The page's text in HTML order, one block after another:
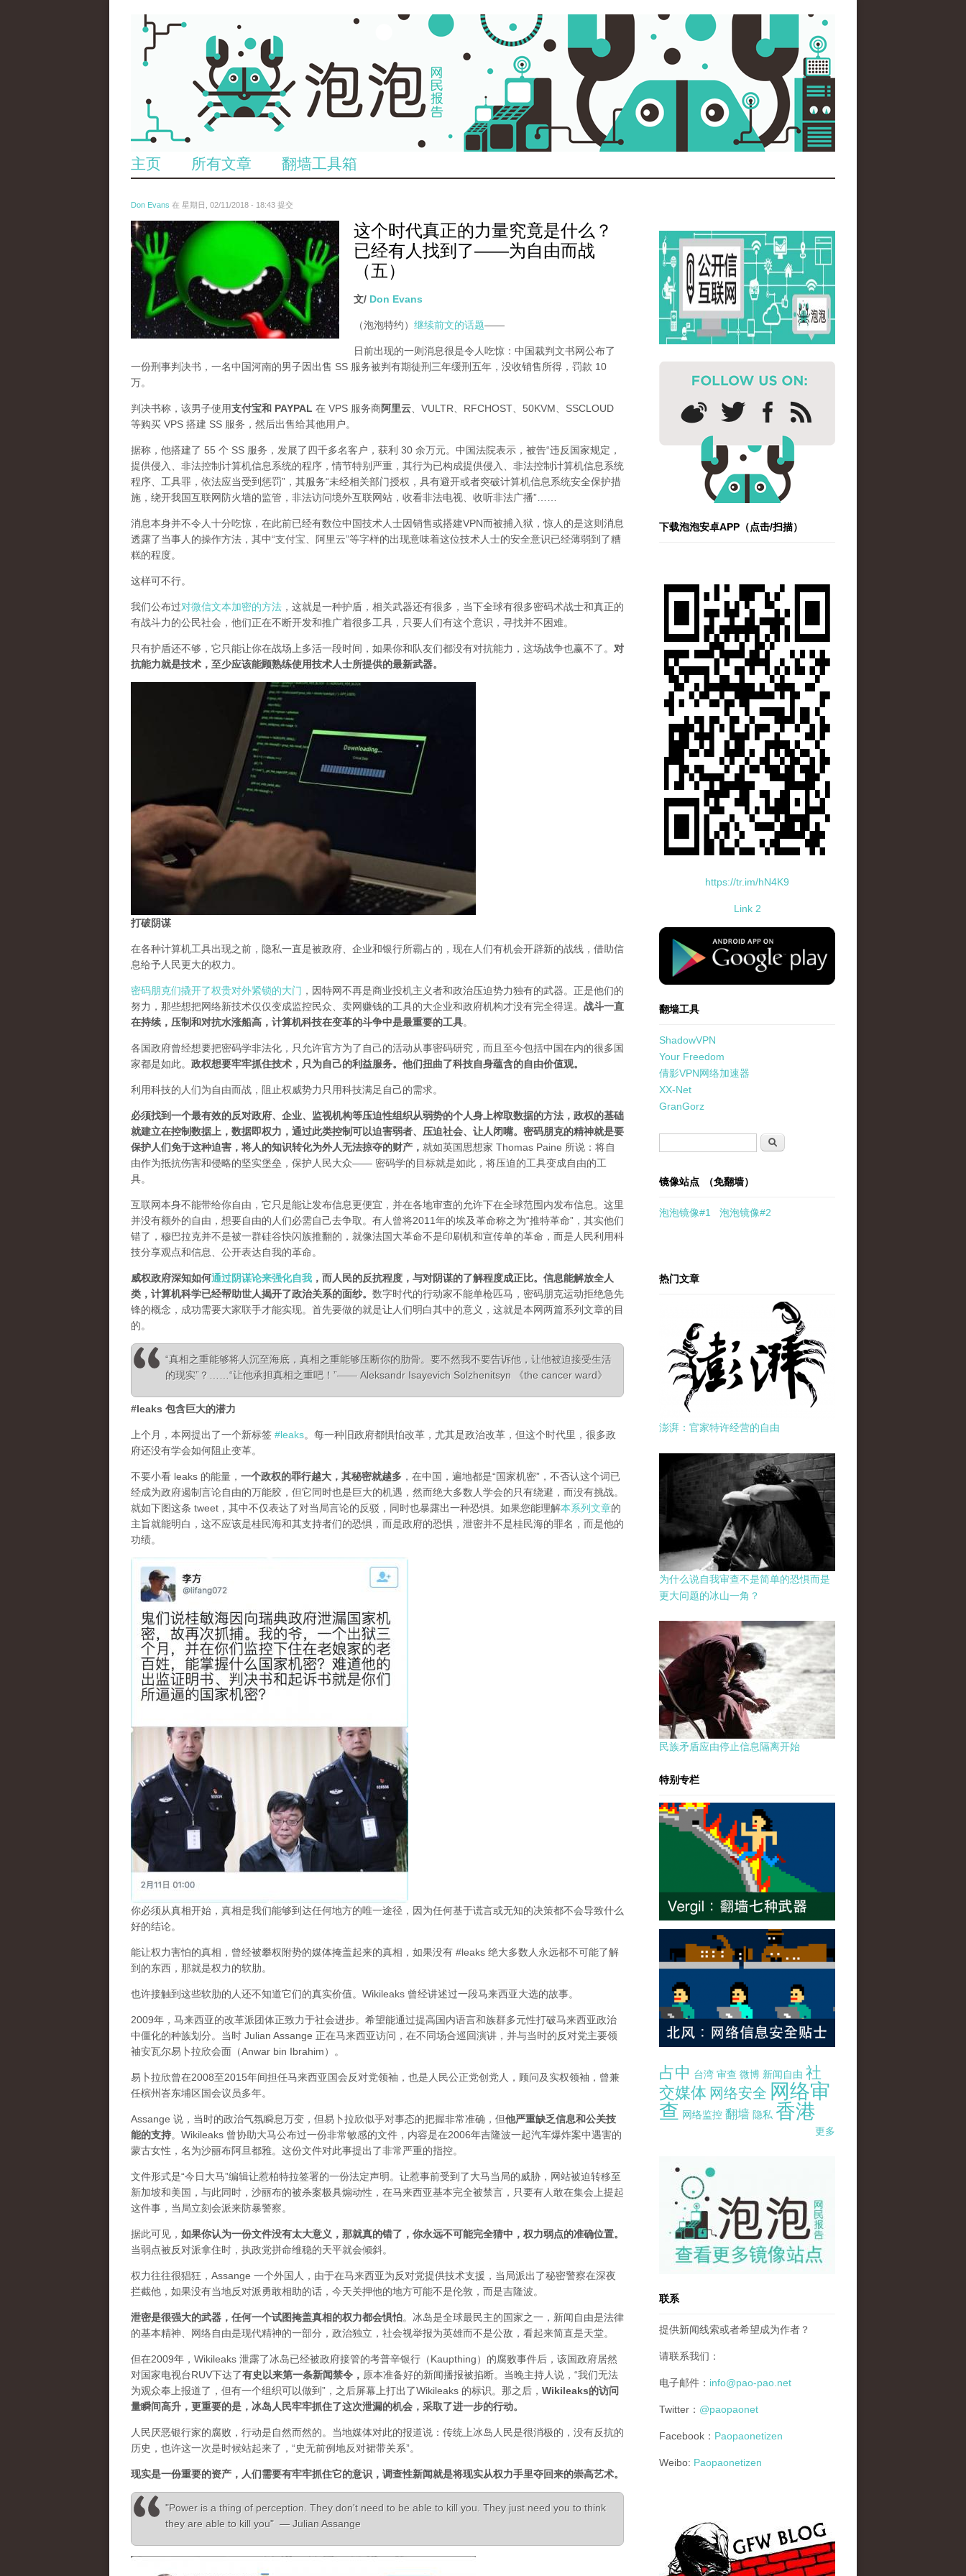
主页 所有文章 翻墙工具箱
Don Evans 在 星期日, 02/11/2018 - 18:43 提交
wechatimg1429.jpeg
这个时代真正的力量究竟是什么？
已经有人找到了——为自由而战
（五）
文/ Don Evans
（泡泡特约） 继续前文的话题——
日前出现的一则消息很是令人吃惊：中国裁判文书网公布了
一份刑事判决书，一名中国河南的男子因出售 SS 服务被判有期徒刑三年缓刑五年，没收销售所得，罚款 10
万。
判决书称，该男子使用支付宝和 PAYPAL 在 VPS 服务商阿里云 、VULTR、RFCHOST、50KVM、SSCLOUD
等购买 VPS 搭建 SS 服务，然后出售给其他用户。
据称，他搭建了 55 个 SS 服务，发展了四千多名客户，获利 30 余万元。中国法院表示，被告“违反国家规定，
提供侵入、非法控制计算机信息系统的程序，情节特别严重，其行为已构成提供侵入、非法控制计算机信息系统
程序、工具罪，依法应当受到惩罚”，其服务“未经相关部门授权，具有避开或者突破计算机信息系统安全保护措
施，绕开我国互联网防火墙的监管，非法访问境外互联网站，收看非法电视、收听非法广播”……
消息本身并不令人十分吃惊，在此前已经有数位中国技术人士因销售或搭建VPN而被捕入狱，惊人的是这则消息
透露了当事人的操作方法，其中“支付宝、阿里云”等字样的出现意味着这位技术人士的安全意识已经薄弱到了糟
糕的程度。
这样可不行。
我们公布过对微信文本加密的方法 ，这就是一种护盾，相关武器还有很多，当下全球有很多密码术战士和真正的
有战斗力的公民社会，他们正在不断开发和推广着很多工具，只要人们有这个意识，寻找并不困难。
只有护盾还不够，它只能让你在战场上多活一段时间，如果你和队友们都没有对抗能力，这场战争也赢不了。 对
抗能力就是技术，至少应该能顾熟练使用技术人士所提供的最新武器。
打破阴谋
在各种计算机工具出现之前，隐私一直是被政府、企业和银行所霸占的，现在人们有机会开辟新的战线，借助信
息给予人民更大的权力。
密码朋克们撬开了权贵对外紧锁的大门 ，因特网不再是商业投机主义者和政治压迫势力独有的武器。正是他们的
努力，那些想把网络新技术仅仅变成监控民众、卖网赚钱的工具的大企业和政府机构才没有完全得逞。 战斗一直
在持续，压制和对抗水涨船高，计算机科技在变革的斗争中是最重要的工具。
各国政府曾经想要把密码学非法化，只允许官方为了自己的活动从事密码研究，而且至今包括中国在内的很多国
家都是如此。 政权想要牢牢抓住技术，只为自己的利益服务。他们扭曲了科技自身蕴含的自由价值观。
利用科技的人们为自由而战，阻止权威势力只用科技满足自己的需求。
必须找到一个最有效的反对政府、企业、监视机构等压迫性组织从弱势的个人身上榨取数据的方法，政权的基础
就建立在控制数据上，数据即权力，通过此类控制可以迫害弱者、压迫社会、让人闭嘴。密码朋克的精神就是要
保护人们免于这种迫害，将人的知识转化为外人无法掠夺的财产 ， 就如英国思想家 Thomas Paine 所说：将自
由作为抵抗伤害和侵略的坚实堡垒，保护人民大众—— 密码学的目标就是如此，将压迫的工具变成自由的工
具。
互联网本身不能带给你自由，它只是能让发布信息更便宜，并在各地审查的允许下在全球范围内发布信息。这里
并没有额外的自由，想要自由的人们必需自己去争取。有人曾将2011年的埃及革命称之为“推特革命”，其实他们
错了，穆巴拉克并不是被一群硅谷快闪族推翻的，就像法国大革命不是印刷机和宣传单的革命，而是人民利用科
技分享观点和信息、公开表达自我的革命。
威权政府深知如何通过阴谋论来强化自我 ，而人民的反抗程度，与对阴谋的了解程度成正比。信息能解放全人
类，计算机科学已经帮助世人揭开了政治关系的面纱。 数字时代的行动家不能单枪匹马，密码朋克运动拒绝急先
锋的概念，成功需要大家联手才能实现。首先要做的就是让人们明白其中的意义，这就是本网两篇系列文章的目
的。
“真相之重能够将人沉至海底，真相之重能够压断你的肋骨。要不然我不要告诉他，让他被迫接受生活
的现实”？……“让他承担真相之重吧！”—— Aleksandr Isayevich Solzhenitsyn 《the cancer ward》
#leaks 包含巨大的潜力
上个月，本网提出了一个新标签 #leaks。每一种旧政府都惧怕改革，尤其是政治改革，但这个时代里，很多政
府还没有学会如何阻止变革。
不要小看 leaks 的能量， 一个政权的罪行越大，其秘密就越多 ，在中国，遍地都是“国家机密”，不否认这个词已
经成为政府遏制言论自由的万能胶，但它同时也是巨大的机遇，然而绝大多数人学会的只有绕避，而没有挑战。
就如下图这条 tweet，其中不仅表达了对当局言论的反驳，同时也暴露出一种恐惧。如果您能理解本系列文章的
主旨就能明白，这不应该是桂民海和其支持者们的恐惧，而是政府的恐惧，泄密并不是桂民海的罪名，而是他的
功绩。
你必须从真相开始，真相是我们能够到达任何地方的唯一途径，因为任何基于谎言或无知的决策都不会导致什么
好的结论。
能让权力害怕的真相，曾经被攀权附势的媒体掩盖起来的真相，如果没有 #leaks 绝大多数人永远都不可能了解
到的东西，那就是权力的软肋。
也许接触到这些软肋的人还不知道它们的真实价值。Wikileaks 曾经讲述过一段马来西亚大选的故事。
2009年，马来西亚的改革派团体正致力于社会进步。希望能通过提高国内语言和族群多元性打破马来西亚政治
中僵化的种族划分。当时 Julian Assange 正在马来西亚访问，在不同场合巡回演讲，并与当时的反对党主要领
袖安瓦尔易卜拉欣会面（Anwar bin Ibrahim）。
易卜拉欣曾在2008至2015年间担任马来西亚国会反对党领袖，也是人民公正党创党人，顾问及实权领袖，曾兼
任槟州峇东埔区国会议员多年。
Assange 说，当时的政治气氛瞬息万变，但易卜拉欣似乎对事态的把握非常准确，但他严重缺乏信息和公关技
能的支持。Wikileaks 曾协助大马公布过一份非常敏感的文件，内容是在2006年吉隆波一起汽车爆炸案中遇害的
蒙古女性，名为沙丽布阿旦都雅。这份文件对此事提出了非常严重的指控。
文件形式是“今日大马”编辑让惹柏特拉签署的一份法定声明。让惹事前受到了大马当局的威胁，网站被迫转移至
新加坡和美国，与此同时，沙丽布的被杀案极具煽动性，在马来西亚基本完全被禁言，只要有人敢在集会上提起
这件事，当局立刻会派来防暴警察。
据此可见， 如果你认为一份文件没有太大意义，那就真的错了，你永远不可能完全猜中，权力弱点的准确位置。
当弱点被反对派拿住时，执政党拼命维稳的天平就会倾斜。
权力往往很猖狂，Assange 一个外国人，由于在马来西亚为反对党提供技术支援，当局派出了秘密警察在深夜
拦截他，如果没有当地反对派勇敢相助的话，今天关押他的地方可能不是伦敦，而是吉隆波。
泄密是很强大的武器，任何一个试图掩盖真相的权力都会惧怕。 冰岛是全球最民主的国家之一，新闻自由是法律
的基本精神、网络自由是现代精神的一部分，政治独立，社会视举报为英雄而不是公敌，看起来简直是天堂。
但在2009年，Wikileaks 泄露了冰岛已经被政府接管的考普辛银行（Kaupthing）的腐败事件后，该国政府居然
对国家电视台RUV下达了有史以来第一条新闻禁令 ， 原本准备好的新闻播报被掐断。当晚主持人说，“我们无法
为观众奉上报道了，但有一个组织可以做到”，之后屏幕上打出了Wikileaks 的标识。那之后， Wikileaks的访问
量瞬间高升，更重要的是，冰岛人民牢牢抓住了这次泄漏的机会，采取了进一步的行动。
人民厌恶银行家的腐败，行动是自然而然的。当地媒体对此的报道说：传统上冰岛人民是很消极的，没有反抗的
历史，也许这一次是时候站起来了，“史无前例地反对裙带关系”。
现实是一份重要的资产，人们需要有牢牢抓住它的意识，调查性新闻就是将现实从权力手里夺回来的崇高艺术。
"Power is a thing of perception. They don't need to be able to kill you. They just need you to think
they are able to kill you" — Julian Assange
下载泡泡安卓APP（点击/扫描）
https://tr.im/hN4K9
Link 2
standard-icon-googleplay-app-store.png
翻墙工具
ShadowVPN
Your Freedom
倩影VPN网络加速器
XX-Net
GranGorz
搜索
镜像站点 （免翻墙）
泡泡镜像#1 泡泡镜像#2
热门文章
澎湃：官家特许经营的自由
为什么说自我审查不是简单的恐惧而是
更大问题的冰山一角？
民族矛盾应由停止信息隔离开始
特别专栏
占中 台湾 审查 微博 新闻自由 社
交媒体 网络安全 网络审
查 网络监控 翻墙 隐私 香港
更多
pao-pao-banner-mirror-site-120814.jpg
联系
提供新闻线索或者希望成为作者？
请联系我们：
电子邮件： info@pao-pao.net
Twitter： @paopaonet
Facebook： Paopaonetizen
Weibo: Paopaonetizen
gfw_blog_small.jpg